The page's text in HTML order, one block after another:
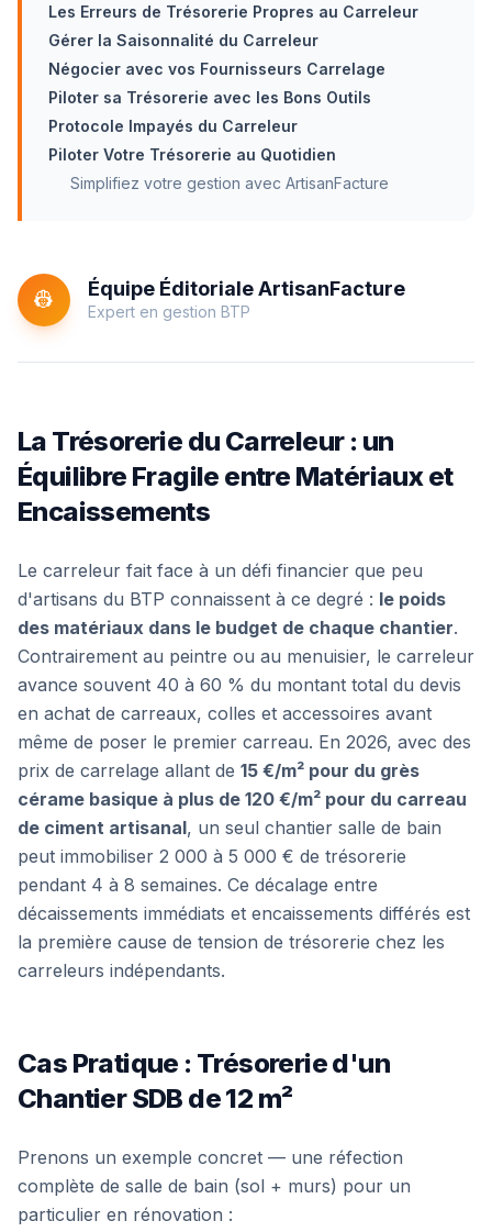
Les Erreurs de Trésorerie Propres au Carreleur
Gérer la Saisonnalité du Carreleur
Négocier avec vos Fournisseurs Carrelage
Piloter sa Trésorerie avec les Bons Outils
Protocole Impayés du Carreleur
Piloter Votre Trésorerie au Quotidien
Simplifiez votre gestion avec ArtisanFacture
👷 Équipe Éditoriale ArtisanFacture
Expert en gestion BTP
La Trésorerie du Carreleur : un
Équilibre Fragile entre Matériaux et
Encaissements
Le carreleur fait face à un défi financier que peu
d'artisans du BTP connaissent à ce degré : le poids
des matériaux dans le budget de chaque chantier.
Contrairement au peintre ou au menuisier, le carreleur
avance souvent 40 à 60 % du montant total du devis
en achat de carreaux, colles et accessoires avant
même de poser le premier carreau. En 2026, avec des
prix de carrelage allant de 15 €/m² pour du grès
cérame basique à plus de 120 €/m² pour du carreau
de ciment artisanal, un seul chantier salle de bain
peut immobiliser 2 000 à 5 000 € de trésorerie
pendant 4 à 8 semaines. Ce décalage entre
décaissements immédiats et encaissements différés est
la première cause de tension de trésorerie chez les
carreleurs indépendants.
Cas Pratique : Trésorerie d'un
Chantier SDB de 12 m²
Prenons un exemple concret — une réfection
complète de salle de bain (sol + murs) pour un
particulier en rénovation :